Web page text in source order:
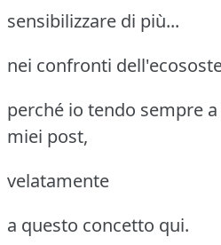
sensibilizzare di più...
nei confronti
perché io tendo sempre
miei post,
velatamente
a questo concetto qui.